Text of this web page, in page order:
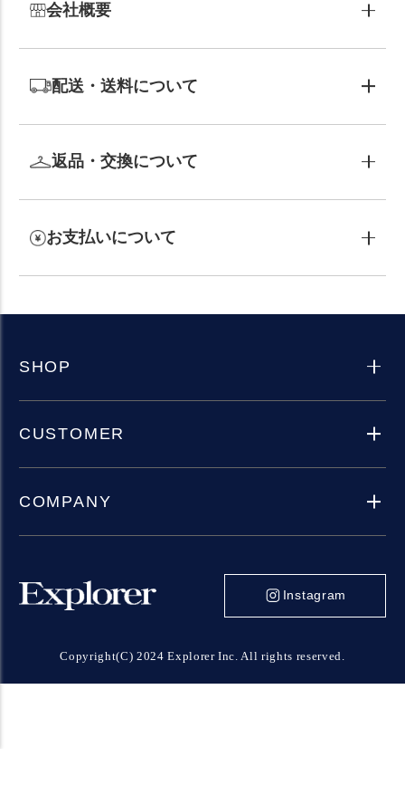
会社概要
配送・送料について
返品・交換について
お支払いについて
SHOP
CUSTOMER
COMPANY
Instagram
Copyright(C) 2024 Explorer Inc. All rights reserved.